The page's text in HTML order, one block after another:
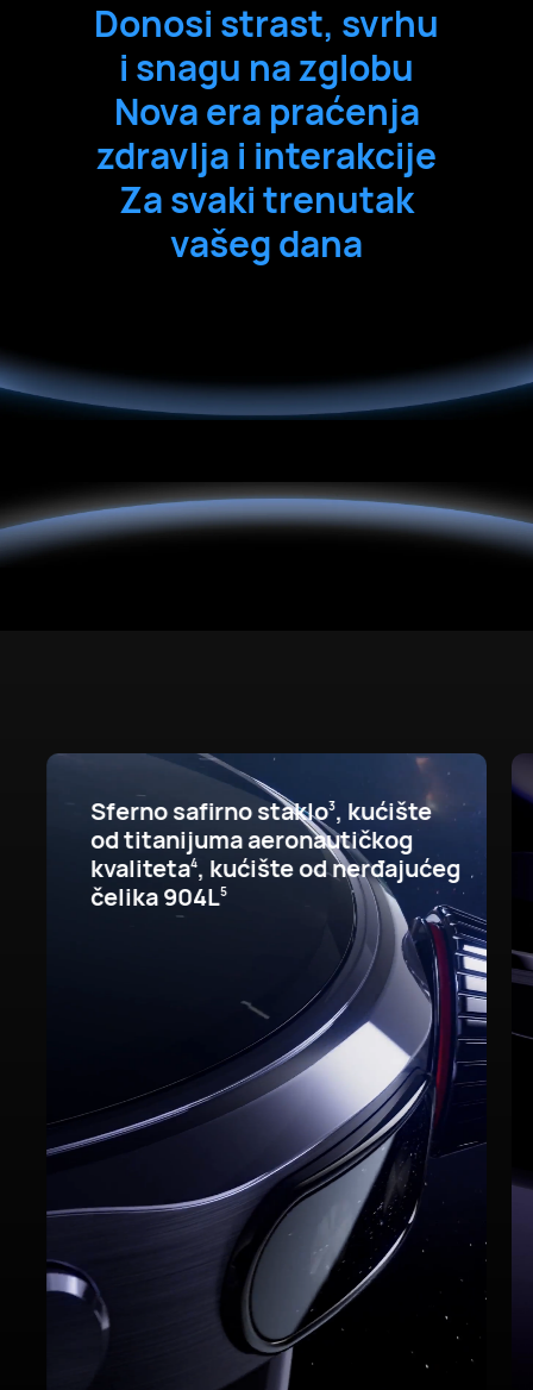
Donosi strast, svrhu
i snagu na zglobu
Nova era praćenja
zdravlja i interakcije
Za svaki trenutak
vašeg dana
Sferno safirno staklo3, kućište
od titanijuma aeronautičkog
kvaliteta4, kućište od nerđajućeg
čelika 904L5